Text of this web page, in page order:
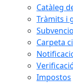
Catàleg
Tràmits i
Carpeta
Impostos